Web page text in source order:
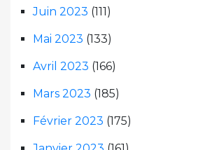
Juin 2023 (111)
Mai 2023 (133)
Avril 2023 (166)
Mars 2023 (185)
Février 2023 (175)